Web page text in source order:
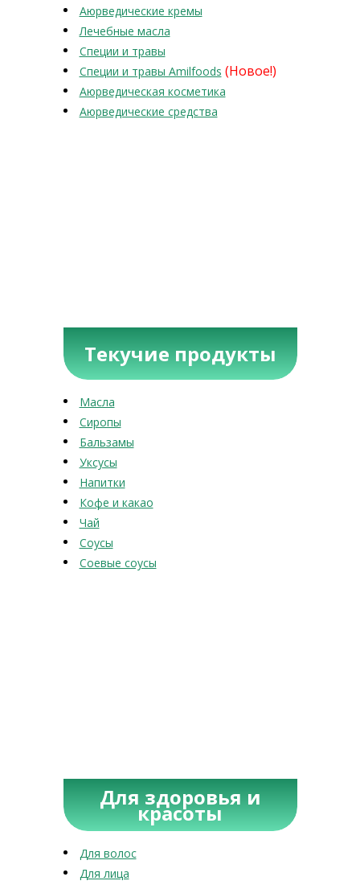
Аюрведические кремы
Лечебные масла
Специи и травы
Специи и травы Amilfoods (Новое!)
Аюрведическая косметика
Аюрведические средства
Текучие продукты
Масла
Сиропы
Бальзамы
Уксусы
Напитки
Кофе и какао
Чай
Соусы
Соевые соусы
Для здоровья и
красоты
Для волос
Для лица